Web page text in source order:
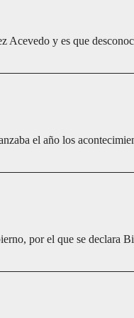
y es que
el año los
por el que se declara